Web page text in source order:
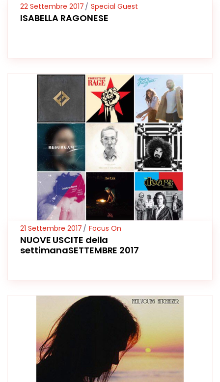
22 Settembre 2017 Special Guest
ISABELLA RAGONESE
21 Settembre 2017 Focus On
NUOVE USCITE della
settimanaSETTEMBRE 2017